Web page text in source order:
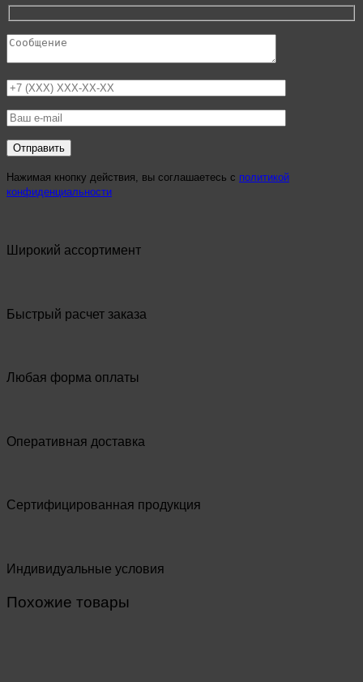
Нажимая кнопку действия, вы соглашаетесь с политикой
конфиденциальности
Широкий ассортимент
Быстрый расчет заказа
Любая форма оплаты
Оперативная доставка
Сертифицированная продукция
Индивидуальные условия
Похожие товары